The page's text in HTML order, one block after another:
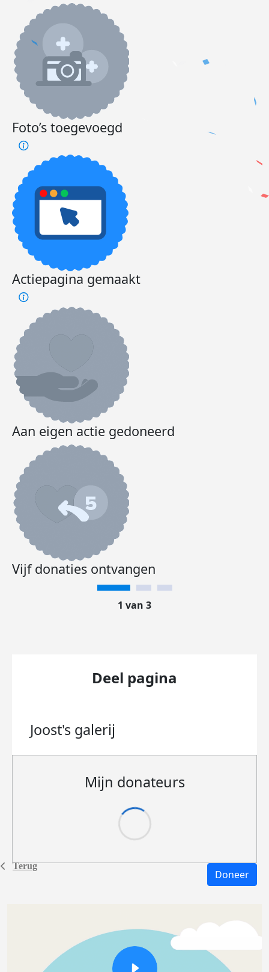
Terug
Foto’s toegevoegd
Actiepagina gemaakt
Aan eigen actie gedoneerd
Vijf donaties ontvangen
1 van 3
Deel pagina
Joost's galerij
Mijn donateurs
Doneer